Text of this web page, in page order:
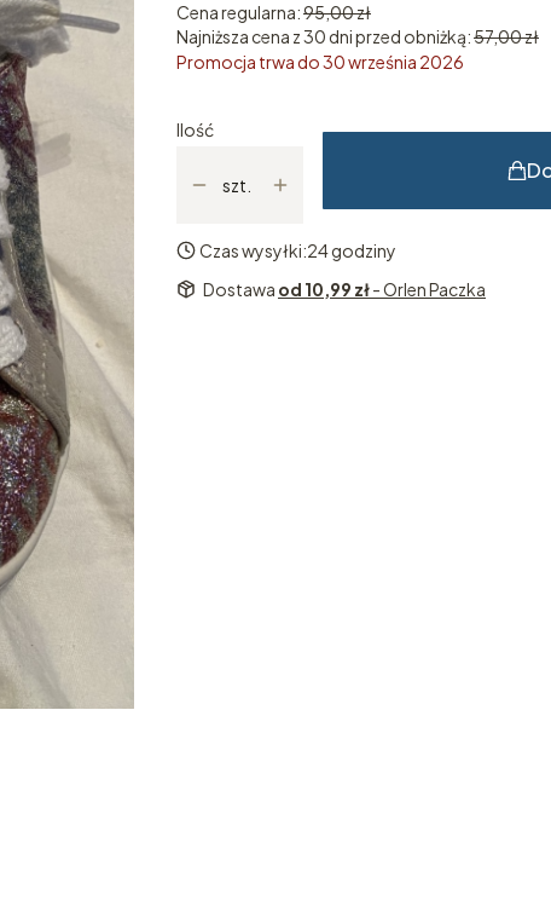
Cena regularna:95,00 zł
Najniższa cena z 30 dni przed obniżką:57,00 zł
Promocja trwa do 30 września 2026
Ilość
szt.
Czas wysyłki:24 godziny
Dostawa od 10,99 zł- Orlen Paczka